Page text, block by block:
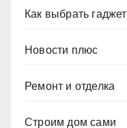
Как выбрать гаджет
Новости плюс
Ремонт и отделка
Строим дом сами